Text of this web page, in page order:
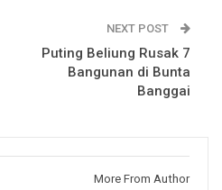
NEXT POST
Puting Beliung Rusak 7
Bangunan di Bunta
Banggai
More From Author